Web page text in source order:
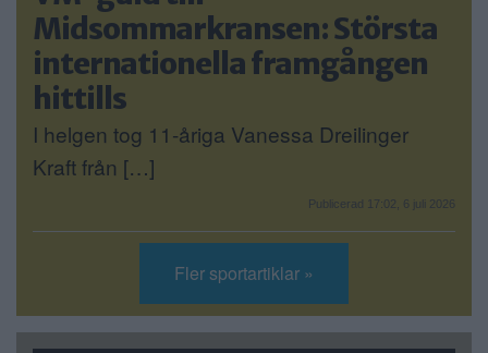
Midsommarkransen: Största
internationella framgången
hittills
I helgen tog 11-åriga Vanessa Dreilinger
Kraft från […]
Publicerad 17:02, 6 juli 2026
Fler sportartiklar »